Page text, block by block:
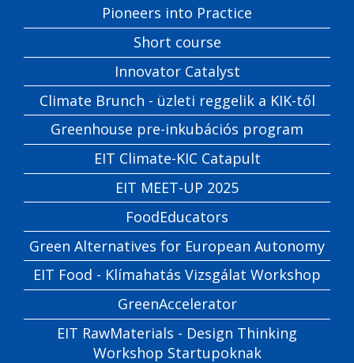
Pioneers into Practice
Short course
Innovator Catalyst
Climate Brunch - üzleti reggelik a KIK-től
Greenhouse pre-inkubációs program
EIT Climate-KIC Catapult
EIT MEET-UP 2025
FoodEducators
Green Alternatives for European Autonomy
EIT Food - Klímahatás Vizsgálat Workshop
GreenAccelerator
EIT RawMaterials - Design Thinking
Workshop Startupoknak